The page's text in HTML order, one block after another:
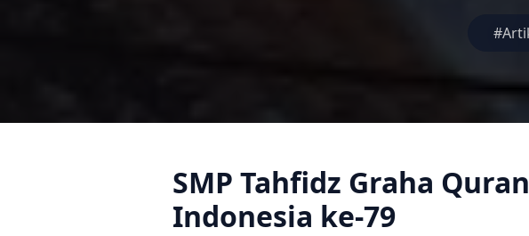
SMP Tahfidz Graha
Indonesia ke-79